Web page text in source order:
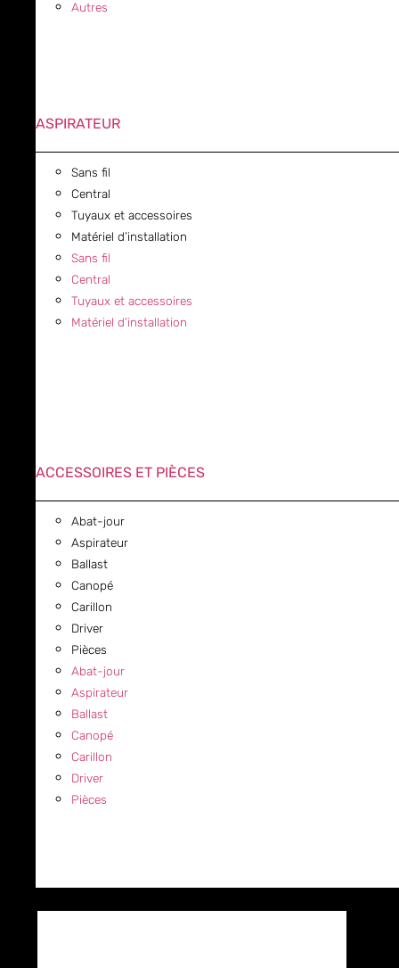
Autres
ASPIRATEUR
Sans fil
Central
Tuyaux et accessoires
Matériel d’installation
Sans fil
Central
Tuyaux et accessoires
Matériel d’installation
ACCESSOIRES ET PIÈCES
Abat-jour
Aspirateur
Ballast
Canopé
Carillon
Driver
Pièces
Abat-jour
Aspirateur
Ballast
Canopé
Carillon
Driver
Pièces